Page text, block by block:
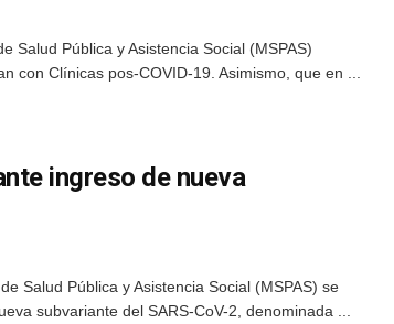
Salud Pública y Asistencia Social (MSPAS)
con Clínicas pos-COVID-19. Asimismo, que en ...
ingreso de nueva
Salud Pública y Asistencia Social (MSPAS) se
subvariante del SARS-CoV-2, denominada ...